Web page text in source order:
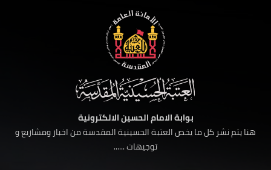
بوابة الامام الحسين الالكترونية
هنا يتم نشر كل ما يخص العتبة الحسينية المقدسة من اخبار ومشاريع و
توجيهات ......